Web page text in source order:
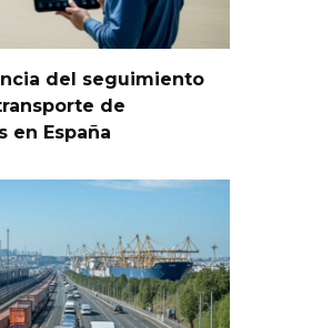
del seguimiento
de
en España